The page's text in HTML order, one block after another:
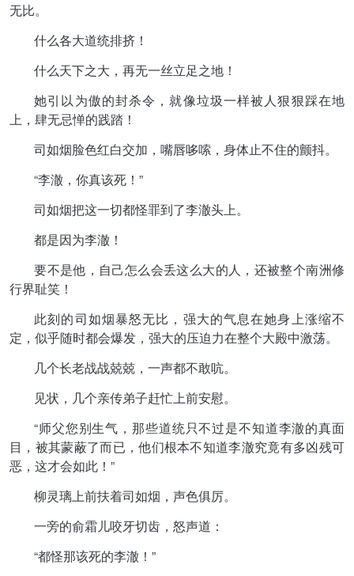
无比。
什么各大道统排挤！
什么天下之大，再无一丝立足之地！
她引以为傲的封杀令，就像垃圾一样被人狠狠踩在地
上，肆无忌惮的践踏！
司如烟脸色红白交加，嘴唇哆嗦，身体止不住的颤抖。
“李澈，你真该死！”
司如烟把这一切都怪罪到了李澈头上。
都是因为李澈！
要不是他，自己怎么会丢这么大的人，还被整个南洲修
行界耻笑！
此刻的司如烟暴怒无比，强大的气息在她身上涨缩不
定，似乎随时都会爆发，强大的压迫力在整个大殿中激荡。
几个长老战战兢兢，一声都不敢吭。
见状，几个亲传弟子赶忙上前安慰。
“师父您别生气，那些道统只不过是不知道李澈的真面
目，被其蒙蔽了而已，他们根本不知道李澈究竟有多凶残可
恶，这才会如此！”
柳灵璃上前扶着司如烟，声色俱厉。
一旁的俞霜儿咬牙切齿，怒声道：
“都怪那该死的李澈！”